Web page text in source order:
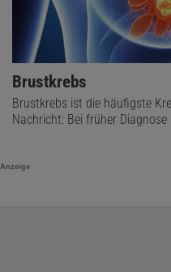
Brustkrebs
Brustkrebs ist die häufigste
Nachricht: Bei früher
Anzeige